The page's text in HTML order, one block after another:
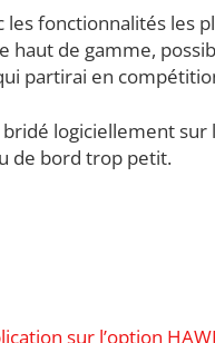
fonctionnalités les
de gamme,
partirai en
logiciellement
de bord trop petit.
sur l’option